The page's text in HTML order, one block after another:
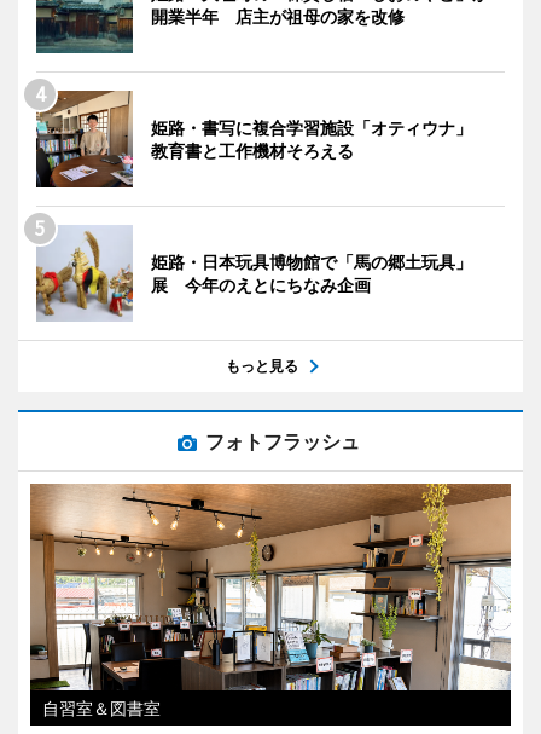
開業半年 店主が祖母の家を改修
姫路・書写に複合学習施設「オティウナ」
教育書と工作機材そろえる
姫路・日本玩具博物館で「馬の郷土玩具」
展 今年のえとにちなみ企画
もっと見る
フォトフラッシュ
自習室＆図書室